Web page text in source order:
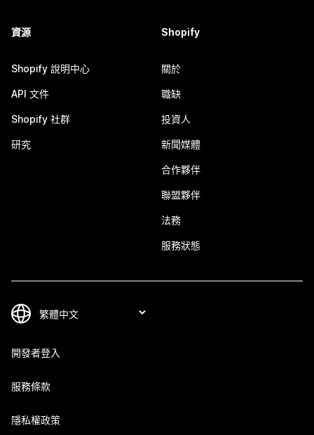
資源
Shopify 說明中心
API 文件
Shopify 社群
研究
Shopify
關於
職缺
投資人
新聞媒體
合作夥伴
聯盟夥伴
法務
服務狀態
開發者登入
服務條款
隱私權政策